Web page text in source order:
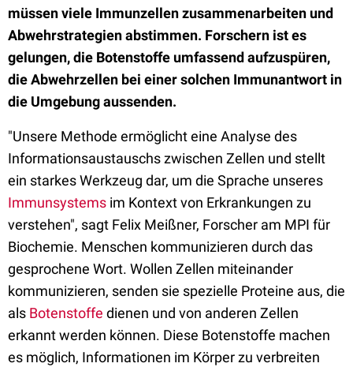
müssen viele Immunzellen zusammenarbeiten und
Abwehrstrategien abstimmen. Forschern ist es
gelungen, die Botenstoffe umfassend aufzuspüren,
die Abwehrzellen bei einer solchen Immunantwort in
die Umgebung aussenden.
"Unsere Methode ermöglicht eine Analyse des
Informationsaustauschs zwischen Zellen und stellt
ein starkes Werkzeug dar, um die Sprache unseres
Immunsystems im Kontext von Erkrankungen zu
verstehen", sagt Felix Meißner, Forscher am MPI für
Biochemie. Menschen kommunizieren durch das
gesprochene Wort. Wollen Zellen miteinander
kommunizieren, senden sie spezielle Proteine aus, die
als Botenstoffe dienen und von anderen Zellen
erkannt werden können. Diese Botenstoffe machen
es möglich, Informationen im Körper zu verbreiten